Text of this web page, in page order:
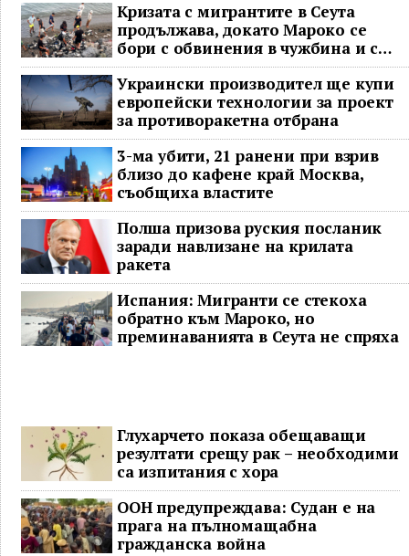
Кризата с мигрантите в Сеута
продължава, докато Мароко се
бори с обвинения в чужбина и с
гнева у дома
Украински производител ще купи
европейски технологии за проект
за противоракетна отбрана
3-ма убити, 21 ранени при взрив
близо до кафене край Москва,
съобщиха властите
Полша призова руския посланик
заради навлизане на крилата
ракета
Испания: Мигранти се стекоха
обратно към Мароко, но
преминаванията в Сеута не спряха
Глухарчето показа обещаващи
резултати срещу рак – необходими
са изпитания с хора
ООН предупреждава: Судан е на
прага на пълномащабна
гражданска война